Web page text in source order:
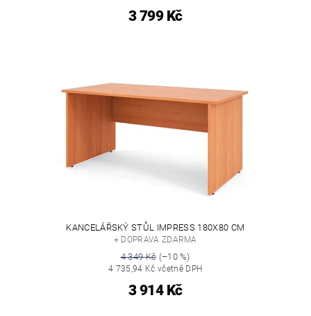
3 799 Kč
KANCELÁŘSKÝ STŮL IMPRESS 180X80 CM
+ DOPRAVA ZDARMA
4 349 Kč(–10 %)
4 735,94 Kč včetně DPH
3 914 Kč